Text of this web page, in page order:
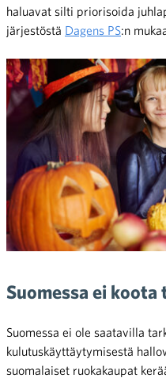
haluavat silti priorisoida
järjestöstä Dagens PS:n
Suomessa ei
Suomessa ei ole saatavilla
kulutuskäyttäytymisestä
suomalaiset ruokakaupat